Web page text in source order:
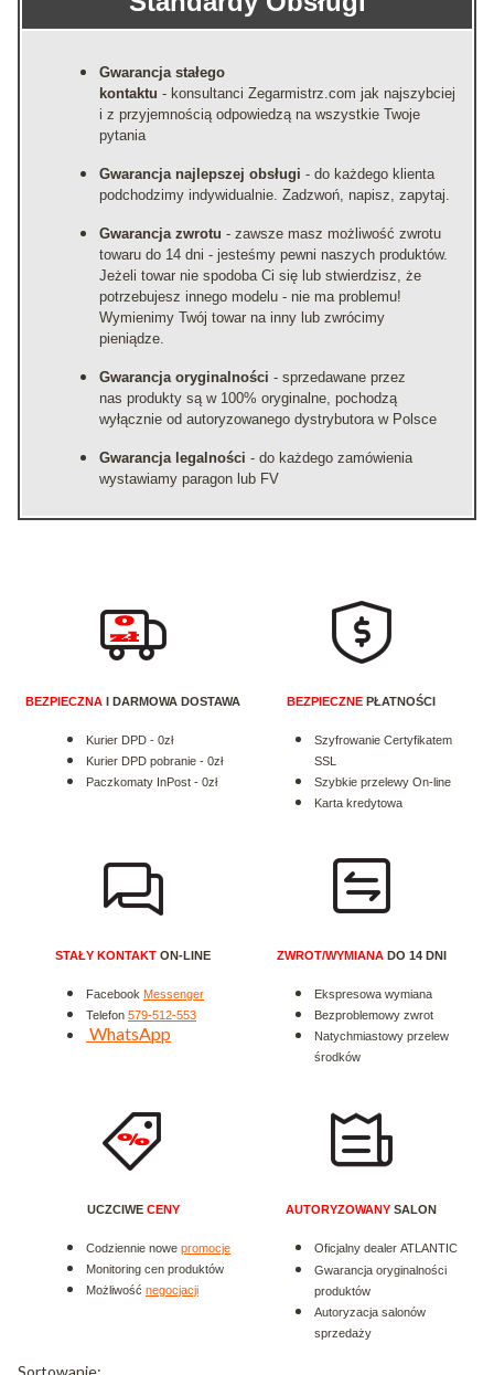
Gwarancja stałego
kontaktu - konsultanci Zegarmistrz.com jak najszybciej
i z przyjemnością odpowiedzą na wszystkie Twoje
pytania
Gwarancja najlepszej obsługi - do każdego klienta
podchodzimy indywidualnie. Zadzwoń, napisz, zapytaj.
Gwarancja zwrotu - zawsze masz możliwość zwrotu
towaru do 14 dni - jesteśmy pewni naszych produktów.
Jeżeli towar nie spodoba Ci się lub stwierdzisz, że
potrzebujesz innego modelu - nie ma problemu!
Wymienimy Twój towar na inny lub zwrócimy
pieniądze.
Gwarancja oryginalności - sprzedawane przez
nas produkty są w 100% oryginalne, pochodzą
wyłącznie od autoryzowanego dystrybutora w Polsce
Gwarancja legalności - do każdego zamówienia
wystawiamy paragon lub FV
BEZPIECZNA I DARMOWA DOSTAWA
Kurier DPD - 0zł
Kurier DPD pobranie - 0zł
Paczkomaty InPost - 0zł
BEZPIECZNE PŁATNOŚCI
Szyfrowanie Certyfikatem
SSL
Szybkie przelewy On-line
Karta kredytowa
STAŁY KONTAKT ON-LINE
Facebook Messenger
Telefon 579-512-553
WhatsApp
ZWROT/WYMIANADO 14 DNI
Ekspresowa wymiana
Bezproblemowy zwrot
Natychmiastowy przelew
środków
UCZCIWE CENY
Codziennie nowe promocje
Monitoring cen produktów
Możliwość negocjacji
AUTORYZOWANY SALON
Oficjalny dealer ATLANTIC
Gwarancja oryginalności
produktów
Autoryzacja salonów
sprzedaży